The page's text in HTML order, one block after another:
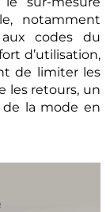
notamment
codes du
d’utilisation,
de limiter les
les retours, un
de la mode en